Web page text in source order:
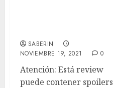
SABERIN
NOVIEMBRE 19, 2021
0
Atención: Está review
puede contener spoilers